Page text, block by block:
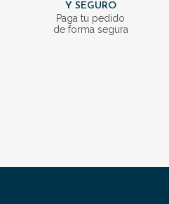
Y SEGURO
Paga tu pedido
de forma segura